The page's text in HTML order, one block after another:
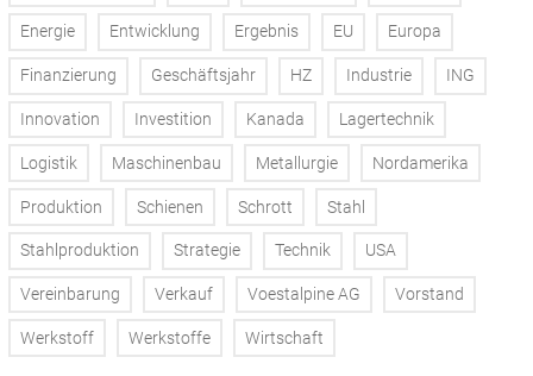
Energie Entwicklung Ergebnis EU Europa
Finanzierung Geschäftsjahr HZ Industrie ING
Innovation Investition Kanada Lagertechnik
Logistik Maschinenbau Metallurgie Nordamerika
Produktion Schienen Schrott Stahl
Stahlproduktion Strategie Technik USA
Vereinbarung Verkauf Voestalpine AG Vorstand
Werkstoff Werkstoffe Wirtschaft